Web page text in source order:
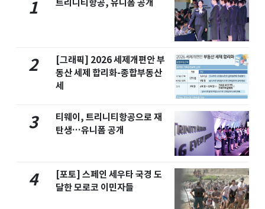
1 트리니티항공, 유니폼 공개
2
[그래픽] 2026 세제개편안 부
동산 세제 합리화-종합부동산
세
3
티웨이, 트리니티항공으로 재
탄생…유니폼 공개
4
[포토] 스페인 세우타 국경 도
달한 모로코 이민자들